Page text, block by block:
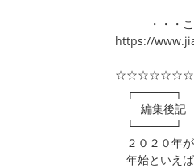
・・・この
https://
┌─────┐
編集後記
└─────┘
２０２０年が
年始といえ